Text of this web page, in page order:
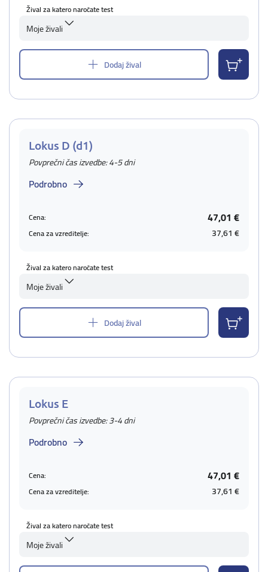
Žival za katero naročate test
Moje živali
Dodaj žival
Lokus D (d1)
Povprečni čas izvedbe: 4-5 dni
Podrobno
Cena: 47,01 €
Cena za vzreditelje: 37,61 €
Žival za katero naročate test
Moje živali
Dodaj žival
Lokus E
Povprečni čas izvedbe: 3-4 dni
Podrobno
Cena: 47,01 €
Cena za vzreditelje: 37,61 €
Žival za katero naročate test
Moje živali